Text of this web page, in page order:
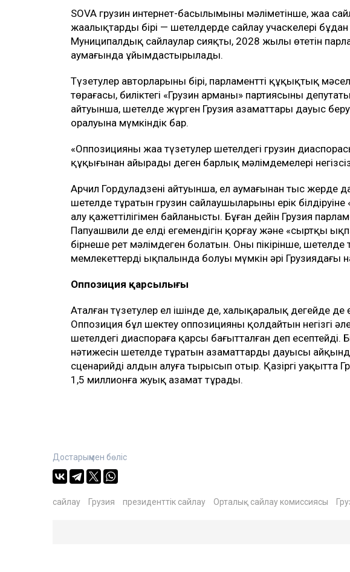
SOVA грузин интернет-басылымының мәліметінше, жаңа
жаңалықтардың бірі — шетелдерде сайлау учаскелері
Муниципалдық сайлаулар сияқты, 2028 жылы өтетін
аумағында ұйымдастырылады.
Түзетулер авторларының бірі, парламенттің құқықтық
төрағасы, биліктегі «Грузин арманы» партиясының
айтуынша, шетелде жүрген Грузия азаматтары дауыс беру
оралуына мүмкіндік бар.
«Оппозицияның жаңа түзетулер шетелдегі грузин
құқығынан айырады деген барлық мәлімдемелері
Арчил Гордуладзенің айтуынша, ел аумағынан тыс жерде
шетелде тұратын грузин сайлаушыларының ерік
алу қажеттілігімен байланысты. Бұған дейін Грузия
Папуашвили де елдің егемендігін қорғау және «сыртқы
бірнеше рет мәлімдеген болатын. Оның пікірінше,
мемлекеттердің ықпалында болуы мүмкін әрі
Оппозиция қарсылығы
Аталған түзетулер ел ішінде де, халықаралық деңгейде
Оппозиция бұл шектеу оппозицияны қолдайтын негізгі
шетелдегі диаспораға қарсы бағытталған деп есептейді.
нәтижесін шетелде тұратын азаматтардың дауысы
сценарийдің алдын алуға тырысып отыр. Қазіргі
1,5 миллионға жуық азамат тұрады.
Достарыңмен бөліс
сайлау Грузия президенттік сайлау Орталық сайлау комиссиясы